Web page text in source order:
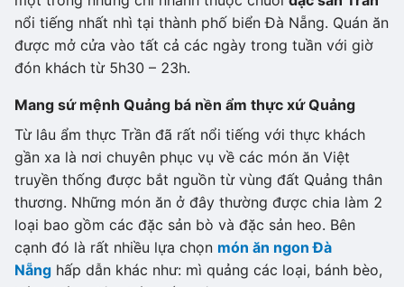
nổi tiếng nhất nhì tại thành phố biển Đà Nẵng. Quán ăn
được mở cửa vào tất cả các ngày trong tuần với giờ
đón khách từ 5h30 – 23h.
Mang sứ mệnh Quảng bá nền ẩm thực xứ Quảng
Từ lâu ẩm thực Trần đã rất nổi tiếng với thực khách
gần xa là nơi chuyên phục vụ về các món ăn Việt
truyền thống được bắt nguồn từ vùng đất Quảng thân
thương. Những món ăn ở đây thường được chia làm 2
loại bao gồm các đặc sản bò và đặc sản heo. Bên
cạnh đó là rất nhiều lựa chọn món ăn ngon Đà
Nẵng hấp dẫn khác như: mì quảng các loại, bánh bèo,